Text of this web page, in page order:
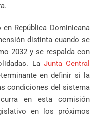
en República Dominicana
distinta cuando se
2032 y se respalda con
La Junta Central
en definir si la
condiciones del sistema
en esta comisión
en los próximos